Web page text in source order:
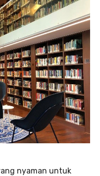
nyaman untuk